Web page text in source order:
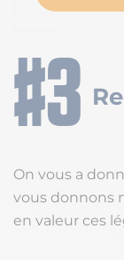
On vous a
vous donnons
en valeur ces